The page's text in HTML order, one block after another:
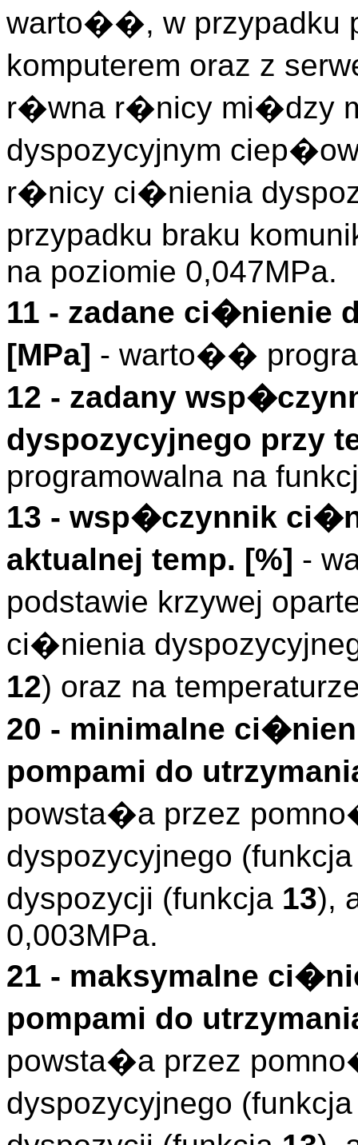
warto��, w przypadku
komputerem oraz z
r�wna r�nicy mi�dzy
dyspozycyjnym
r�nicy ci�nienia
przypadku braku
na poziomie 0,047MPa.
11 - zadane ci�nienie
[MPa] - warto��
12 - zadany
dyspozycyjnego przy
programowalna na
13 - wsp�czynnik
aktualnej temp. [%] -
podstawie krzywej
ci�nienia
12) oraz na
20 - minimalne
pompami do
powsta�a przez
dyspozycyjnego
dyspozycji (funkcja 13),
0,003MPa.
21 - maksymalne
pompami do
powsta�a przez
dyspozycyjnego